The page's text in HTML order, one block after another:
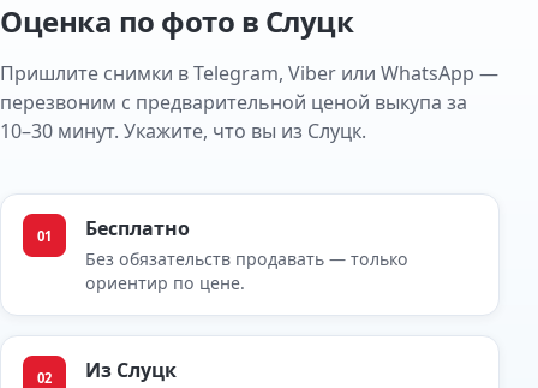
Оценка по фото в Слуцк
Пришлите снимки в Telegram, Viber или WhatsApp —
перезвоним с предварительной ценой выкупа за
10–30 минут. Укажите, что вы из Слуцк.
01 Бесплатно
Без обязательств продавать — только
ориентир по цене.
02 Из Слуцк